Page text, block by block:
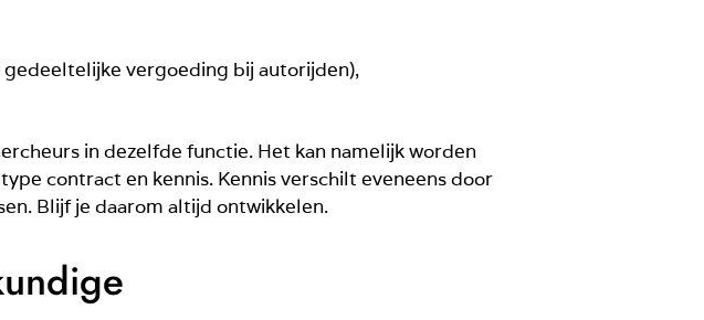
vergoeding bij autorijden),
in dezelfde functie. Het kan namelijk worden
contract en kennis. Kennis verschilt eveneens door
Blijf je daarom altijd ontwikkelen.